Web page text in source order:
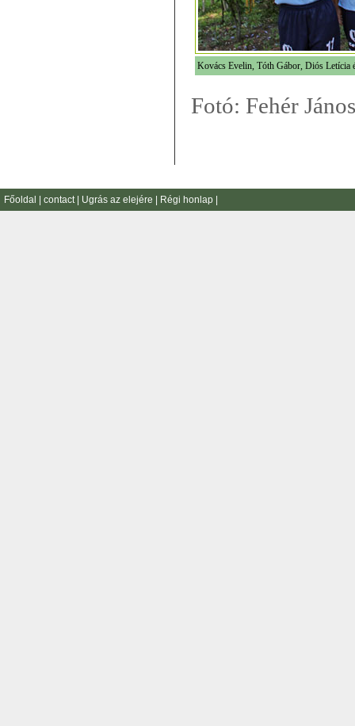
Kovács Evelin, Tóth Gábor, Diós Letícia
Fotó: Fehér János
Főoldal | contact | Ugrás az elejére | Régi honlap |